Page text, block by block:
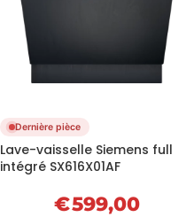
Dernière pièce
Lave-vaisselle Siemens full
intégré SX616X01AF
€599,00